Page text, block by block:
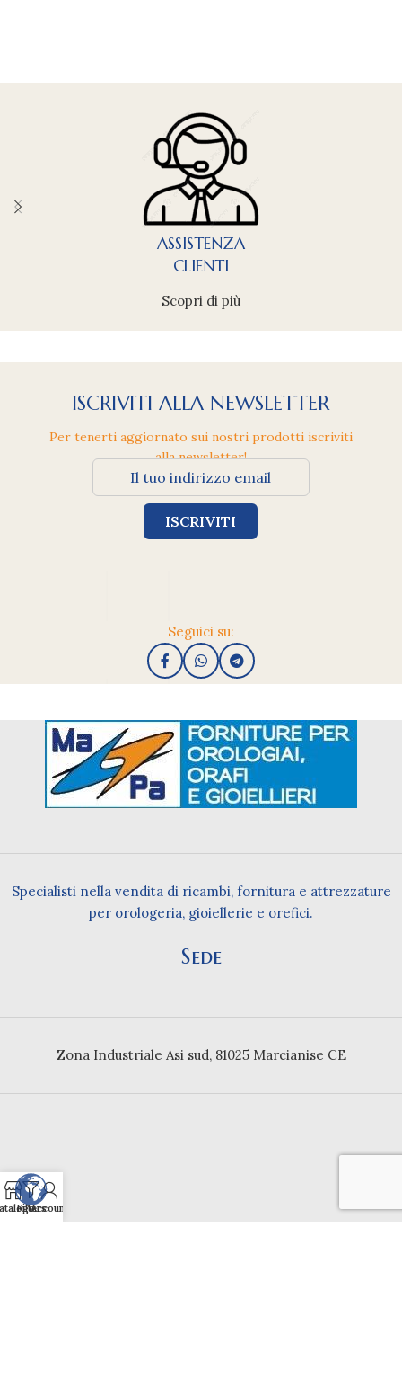
ASSISTENZA
CLIENTI
Scopri di più
ISCRIVITI ALLA NEWSLETTER
Per tenerti aggiornato sui nostri prodotti iscriviti
alla newsletter!
Seguici su:
Specialisti nella vendita di ricambi, fornitura e attrezzature
per orologeria, gioiellerie e orefici.
Sede
Zona Industriale Asi sud, 81025 Marcianise CE
FiltersAccount